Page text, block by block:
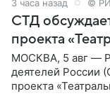
3 часа назад ©
СТД
проекта
МОСКВА, 5 авг —
деятелей России
проекта